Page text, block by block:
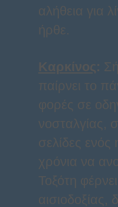
αλήθεια για
ήρθε.
Καρκίνος:
παίρνει το
φορές σε
νοσταλγίας,
σελίδες ενός
χρόνια να
Τοξότη
αισιοδοξίας,